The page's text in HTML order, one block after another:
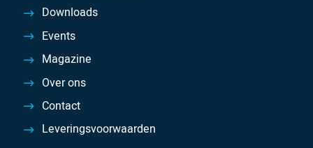
Downloads
Events
Magazine
Over ons
Contact
Leveringsvoorwaarden